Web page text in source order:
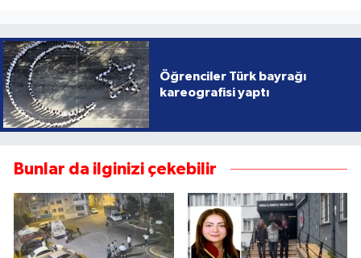
Öğrenciler Türk bayrağı
kareografisi yaptı
Bunlar da ilginizi çekebilir